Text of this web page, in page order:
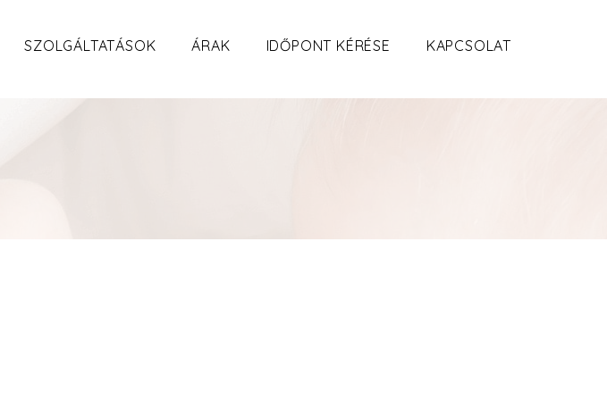
SZOLGÁLTATÁSOK ÁRAK IDŐPONT KÉRÉSE KAPCSOLAT